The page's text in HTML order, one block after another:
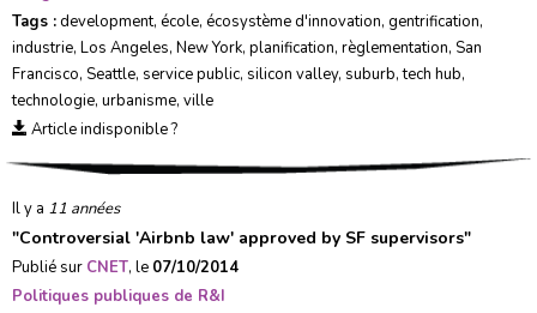
Tags :development, école, écosystème d'innovation, gentrification,
industrie, Los Angeles, New York, planification, règlementation, San
Francisco, Seattle, service public, silicon valley, suburb,tech hub,
technologie, urbanisme, ville
Article indisponible ?
Il y a 11 années
"Controversial 'Airbnb law' approved by SF supervisors"
Publié sur CNET, le 07/10/2014
Politiques publiques de R&I